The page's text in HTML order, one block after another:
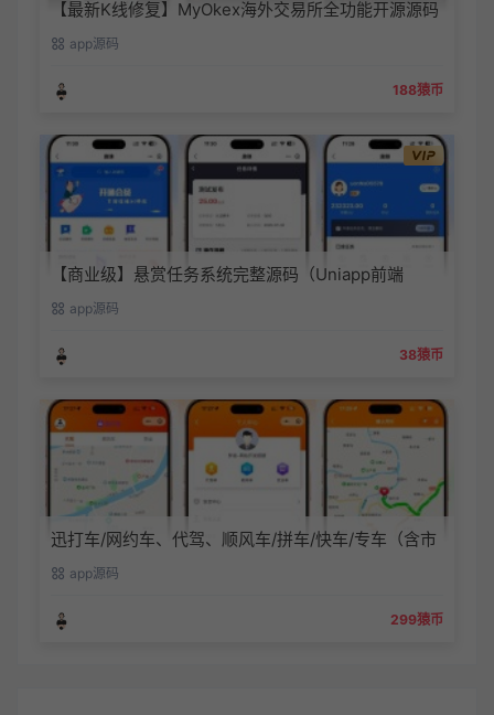
【最新K线修复】MyOkex海外交易所全功能开源源码
（多语言版）
app源码
188猿币
【商业级】悬赏任务系统完整源码（Uniapp前端
+PHP后端）| 三级分销+联盟收益+会员体系
app源码
38猿币
迅打车/网约车、代驾、顺风车/拼车/快车/专车（含市
内和城际）、货运(小程序、APP（安卓/苹果）、公众
app源码
299猿币